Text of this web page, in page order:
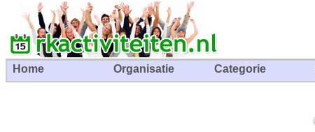
Home Organisatie Categorie